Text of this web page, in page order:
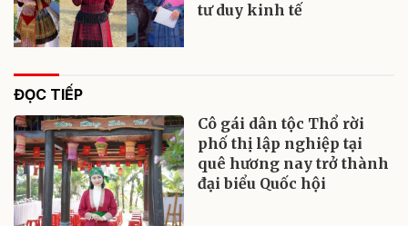
tư duy kinh tế
ĐỌC TIẾP
Cô gái dân tộc Thổ rời
phố thị lập nghiệp tại
quê hương nay trở thành
đại biểu Quốc hội